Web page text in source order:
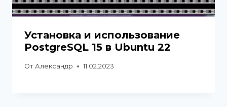
Установка и использование
PostgreSQL 15 в Ubuntu 22
От Александр 11.02.2023